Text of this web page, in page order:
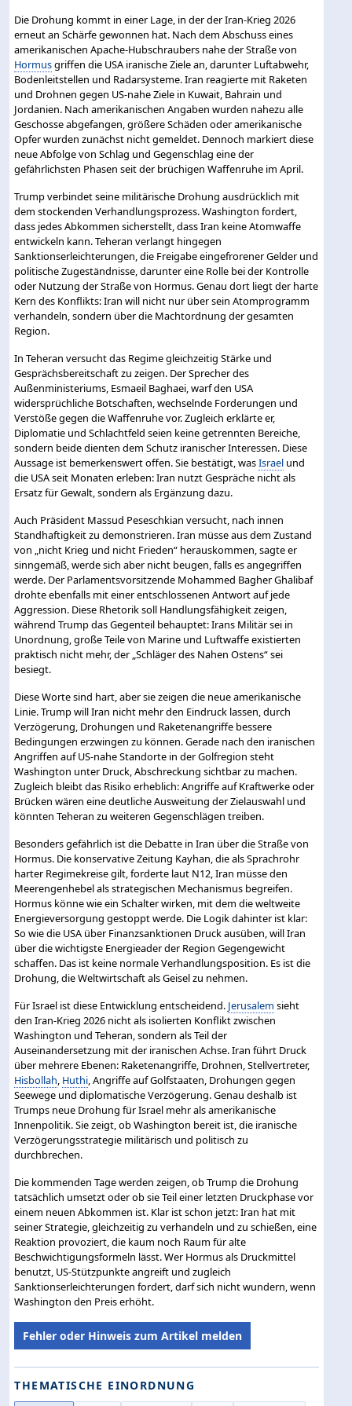
Die Drohung kommt in einer Lage, in der der Iran-Krieg 2026
erneut an Schärfe gewonnen hat. Nach dem Abschuss eines
amerikanischen Apache-Hubschraubers nahe der Straße von
Hormusgriffen die USA iranische Ziele an, darunter Luftabwehr,
Bodenleitstellen und Radarsysteme. Iran reagierte mit Raketen
und Drohnen gegen US-nahe Ziele in Kuwait, Bahrain und
Jordanien. Nach amerikanischen Angaben wurden nahezu alle
Geschosse abgefangen, größere Schäden oder amerikanische
Opfer wurden zunächst nicht gemeldet. Dennoch markiert diese
neue Abfolge von Schlag und Gegenschlag eine der
gefährlichsten Phasen seit der brüchigen Waffenruhe im April.
Trump verbindet seine militärische Drohung ausdrücklich mit
dem stockenden Verhandlungsprozess. Washington fordert,
dass jedes Abkommen sicherstellt, dass Iran keine Atomwaffe
entwickeln kann. Teheran verlangt hingegen
Sanktionserleichterungen, die Freigabe eingefrorener Gelder und
politische Zugeständnisse, darunter eine Rolle bei der Kontrolle
oder Nutzung der Straße von Hormus. Genau dort liegt der harte
Kern des Konflikts: Iran will nicht nur über sein Atomprogramm
verhandeln, sondern über die Machtordnung der gesamten
Region.
In Teheran versucht das Regime gleichzeitig Stärke und
Gesprächsbereitschaft zu zeigen. Der Sprecher des
Außenministeriums, Esmaeil Baghaei, warf den USA
widersprüchliche Botschaften, wechselnde Forderungen und
Verstöße gegen die Waffenruhe vor. Zugleich erklärte er,
Diplomatie und Schlachtfeld seien keine getrennten Bereiche,
sondern beide dienten dem Schutz iranischer Interessen. Diese
Aussage ist bemerkenswert offen. Sie bestätigt, wasIsrael und
die USA seit Monaten erleben: Iran nutzt Gespräche nicht als
Ersatz für Gewalt, sondern als Ergänzung dazu.
Auch Präsident Massud Peseschkian versucht, nach innen
Standhaftigkeit zu demonstrieren. Iran müsse aus dem Zustand
von „nicht Krieg und nicht Frieden“ herauskommen, sagte er
sinngemäß, werde sich aber nicht beugen, falls es angegriffen
werde. Der Parlamentsvorsitzende Mohammed Bagher Ghalibaf
drohte ebenfalls mit einer entschlossenen Antwort auf jede
Aggression. Diese Rhetorik soll Handlungsfähigkeit zeigen,
während Trump das Gegenteil behauptet: Irans Militär sei in
Unordnung, große Teile von Marine und Luftwaffe existierten
praktisch nicht mehr, der „Schläger des Nahen Ostens“ sei
besiegt.
Diese Worte sind hart, aber sie zeigen die neue amerikanische
Linie. Trump will Iran nicht mehr den Eindruck lassen, durch
Verzögerung, Drohungen und Raketenangriffe bessere
Bedingungen erzwingen zu können. Gerade nach den iranischen
Angriffen auf US-nahe Standorte in der Golfregion steht
Washington unter Druck, Abschreckung sichtbar zu machen.
Zugleich bleibt das Risiko erheblich: Angriffe auf Kraftwerke oder
Brücken wären eine deutliche Ausweitung der Zielauswahl und
könnten Teheran zu weiteren Gegenschlägen treiben.
Besonders gefährlich ist die Debatte in Iran über die Straße von
Hormus. Die konservative Zeitung Kayhan, die als Sprachrohr
harter Regimekreise gilt, forderte laut N12, Iran müsse den
Meerengenhebel als strategischen Mechanismus begreifen.
Hormus könne wie ein Schalter wirken, mit dem die weltweite
Energieversorgung gestoppt werde. Die Logik dahinter ist klar:
So wie die USA über Finanzsanktionen Druck ausüben, will Iran
über die wichtigste Energieader der Region Gegengewicht
schaffen. Das ist keine normale Verhandlungsposition. Es ist die
Drohung, die Weltwirtschaft als Geisel zu nehmen.
Für Israel ist diese Entwicklung entscheidend. Jerusalem sieht
den Iran-Krieg 2026 nicht als isolierten Konflikt zwischen
Washington und Teheran, sondern als Teil der
Auseinandersetzung mit der iranischen Achse. Iran führt Druck
über mehrere Ebenen: Raketenangriffe, Drohnen, Stellvertreter,
Hisbollah, Huthi, Angriffe auf Golfstaaten, Drohungen gegen
Seewege und diplomatische Verzögerung. Genau deshalb ist
Trumps neue Drohung für Israel mehr als amerikanische
Innenpolitik. Sie zeigt, ob Washington bereit ist, die iranische
Verzögerungsstrategie militärisch und politisch zu
durchbrechen.
Die kommenden Tage werden zeigen, ob Trump die Drohung
tatsächlich umsetzt oder ob sie Teil einer letzten Druckphase vor
einem neuen Abkommen ist. Klar ist schon jetzt: Iran hat mit
seiner Strategie, gleichzeitig zu verhandeln und zu schießen, eine
Reaktion provoziert, die kaum noch Raum für alte
Beschwichtigungsformeln lässt. Wer Hormus als Druckmittel
benutzt, US-Stützpunkte angreift und zugleich
Sanktionserleichterungen fordert, darf sich nicht wundern, wenn
Washington den Preis erhöht.
Fehler oder Hinweis zum Artikel melden
THEMATISCHE EINORDNUNG